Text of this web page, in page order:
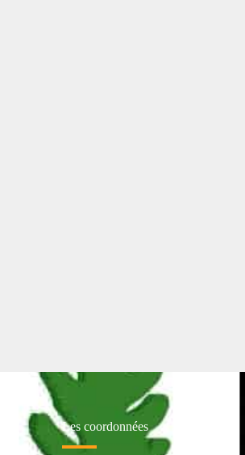
Les coordonnées